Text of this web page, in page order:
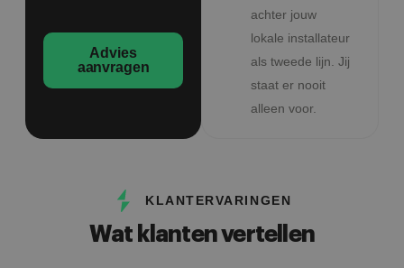
Advies
aanvragen
achter jouw
lokale installateur
als tweede lijn. Jij
staat er nooit
alleen voor.
KLANTERVARINGEN
Wat klanten vertellen